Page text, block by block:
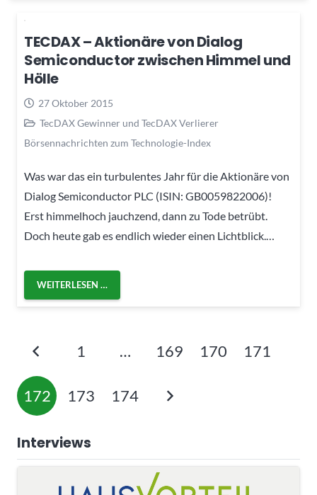
TECDAX – Aktionäre von Dialog
Semiconductor zwischen Himmel und
Hölle
27 Oktober 2015
TecDAX Gewinner und TecDAX Verlierer
Börsennachrichten zum Technologie-Index
Was war das ein turbulentes Jahr für die Aktionäre von
Dialog Semiconductor PLC (ISIN: GB0059822006)!
Erst himmelhoch jauchzend, dann zu Tode betrübt.
Doch heute gab es endlich wieder einen Lichtblick.…
WEITERLESEN …
1 … 169 170 171
172 173 174
Interviews